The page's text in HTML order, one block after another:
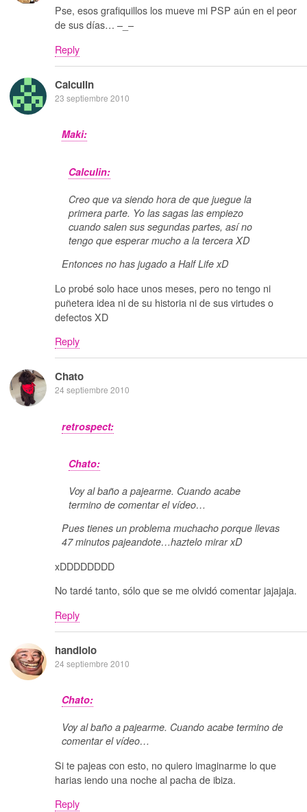
Pse, esos grafiquillos los mueve mi PSP aún en el peor
de sus días… –_–
Reply
Calculin
23 septiembre 2010
Maki:
Calculin:
Creo que va siendo hora de que juegue la
primera parte. Yo las sagas las empiezo
cuando salen sus segundas partes, así no
tengo que esperar mucho a la tercera XD
Entonces no has jugado a Half Life xD
Lo probé solo hace unos meses, pero no tengo ni
puñetera idea ni de su historia ni de sus virtudes o
defectos XD
Reply
Chato
24 septiembre 2010
retrospect:
Chato:
Voy al baño a pajearme. Cuando acabe
termino de comentar el vídeo…
Pues tienes un problema muchacho porque llevas
47 minutos pajeandote…haztelo mirar xD
xDDDDDDDD
No tardé tanto, sólo que se me olvidó comentar jajajaja.
Reply
handlolo
24 septiembre 2010
Chato:
Voy al baño a pajearme. Cuando acabe termino de
comentar el vídeo…
Si te pajeas con esto, no quiero imaginarme lo que
harias iendo una noche al pacha de ibiza.
Reply